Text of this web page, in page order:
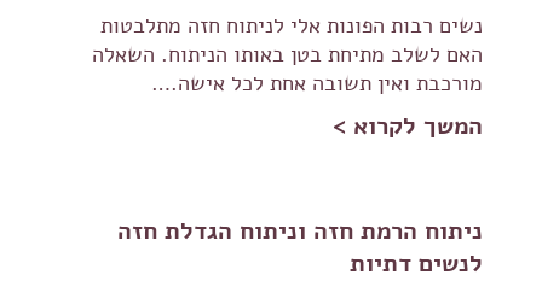
נשים רבות הפונות אלי לניתוח חזה מתלבטות
האם לשלב מתיחת בטן באותו הניתוח. השאלה
מורכבת ואין תשובה אחת לכל אישה.…
המשך לקרוא >
ניתוח הרמת חזה וניתוח הגדלת חזה
לנשים דתיות